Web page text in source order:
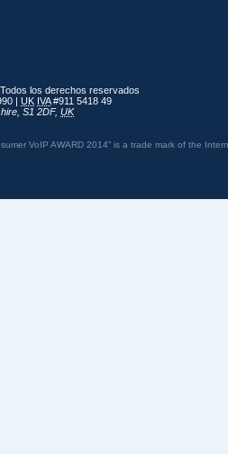
. Todos los derechos reservados
| UK IVA#911 5418 49
S1 2DF, UK
VoIP AWARD 2014” is a trade mark of the